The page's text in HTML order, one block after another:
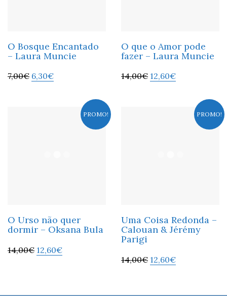
O Bosque Encantado
– Laura Muncie
7,00€ 6,30€
O que o Amor pode
fazer – Laura Muncie
14,00€ 12,60€
PROMO!
O Urso não quer
dormir – Oksana Bula
14,00€ 12,60€
PROMO!
Uma Coisa Redonda –
Calouan & Jérémy
Parigi
14,00€ 12,60€